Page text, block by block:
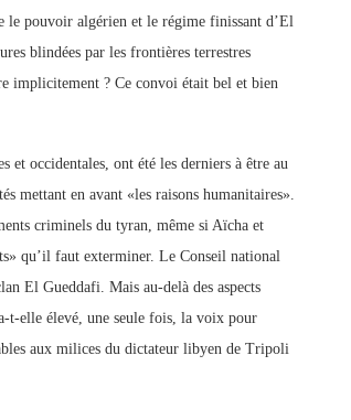
le pouvoir algérien et le régime finissant d’El
blindées par les frontières terrestres
implicitement ? Ce convoi était bel et bien
et occidentales, ont été les derniers à être au
mettant en avant «les raisons humanitaires».
criminels du tyran, même si Aïcha et
qu’il faut exterminer. Le Conseil national
El Gueddafi. Mais au-delà des aspects
t-elle élevé, une seule fois, la voix pour
aux milices du dictateur libyen de Tripoli